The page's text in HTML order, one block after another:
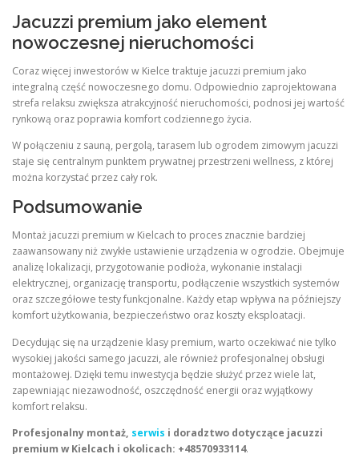
Jacuzzi premium jako element
nowoczesnej nieruchomości
Coraz więcej inwestorów w Kielce traktuje jacuzzi premium jako
integralną część nowoczesnego domu. Odpowiednio zaprojektowana
strefa relaksu zwiększa atrakcyjność nieruchomości, podnosi jej wartość
rynkową oraz poprawia komfort codziennego życia.
W połączeniu z sauną, pergolą, tarasem lub ogrodem zimowym jacuzzi
staje się centralnym punktem prywatnej przestrzeni wellness, z której
można korzystać przez cały rok.
Podsumowanie
Montaż jacuzzi premium w Kielcach to proces znacznie bardziej
zaawansowany niż zwykłe ustawienie urządzenia w ogrodzie. Obejmuje
analizę lokalizacji, przygotowanie podłoża, wykonanie instalacji
elektrycznej, organizację transportu, podłączenie wszystkich systemów
oraz szczegółowe testy funkcjonalne. Każdy etap wpływa na późniejszy
komfort użytkowania, bezpieczeństwo oraz koszty eksploatacji.
Decydując się na urządzenie klasy premium, warto oczekiwać nie tylko
wysokiej jakości samego jacuzzi, ale również profesjonalnej obsługi
montażowej. Dzięki temu inwestycja będzie służyć przez wiele lat,
zapewniając niezawodność, oszczędność energii oraz wyjątkowy
komfort relaksu.
Profesjonalny montaż, serwis i doradztwo dotyczące jacuzzi
premium w Kielcach i okolicach: +48570933114.